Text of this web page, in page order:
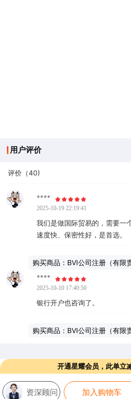
用户评价
评价（40)
****
2025-10-19 22:19:41
我们是做国际贸易的，需要一
速度快、保密性好，是首选。
购买商品：BVI公司注册（有限
****
2025-10-10 17:40:50
银行开户也咨询了。
购买商品：BVI公司注册（有限
开通星耀会员，此单立
资深顾问 加入购物车